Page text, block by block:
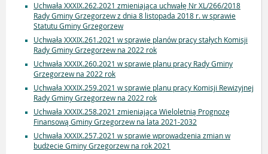
Uchwała XXXIX.262.2021 zmieniająca uchwałę Nr XL/266/2018
Rady Gminy Grzegorzew z dnia 8 listopada 2018 r. w sprawie
Statutu Gminy Grzegorzew
Uchwała XXXIX.261.2021 w sprawie planów pracy stałych Komisji
Rady Gminy Grzegorzew na 2022 rok
Uchwała XXXIX.260.2021 w sprawie planu pracy Rady Gminy
Grzegorzew na 2022 rok
Uchwała XXXIX.259.2021 w sprawie planu pracy Komisji Rewizyjnej
Rady Gminy Grzegorzew na 2022 rok
Uchwała XXXIX.258.2021 zmieniająca Wieloletnią Prognozę
Finansową Gminy Grzegorzew na lata 2021-2032
Uchwała XXXIX.257.2021 w sprawie wprowadzenia zmian w
budżecie Gminy Grzegorzew na rok 2021